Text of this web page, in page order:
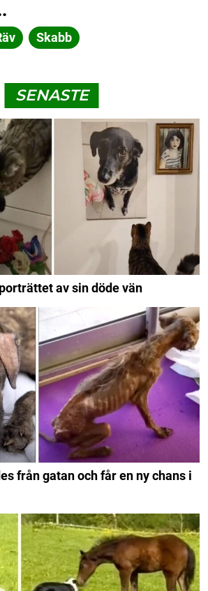
Skabb
SENASTE
av sin döde vän
från gatan och får en ny chans i